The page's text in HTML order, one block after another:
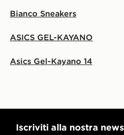
Bianco Sneakers
ASICS GEL-KAYANO
Asics Gel-Kayano 14
Iscriviti alla nostra